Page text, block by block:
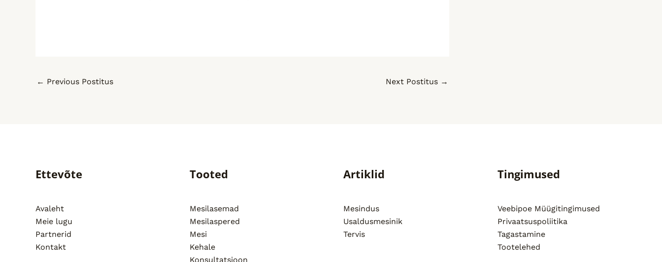
← Previous Postitus Next Postitus →
Ettevõte
Avaleht
Meie lugu
Partnerid
Kontakt
Tooted
Mesilasemad
Mesilaspered
Mesi
Kehale
Konsultatsioon
Artiklid
Mesindus
Usaldusmesinik
Tervis
Tingimused
Veebipoe Müügitingimused
Privaatsuspoliitika
Tagastamine
Tootelehed